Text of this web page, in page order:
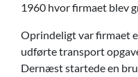
1960 hvor firmaet blev
Oprindeligt var firmaet
udførte transport
Dernæst startede en